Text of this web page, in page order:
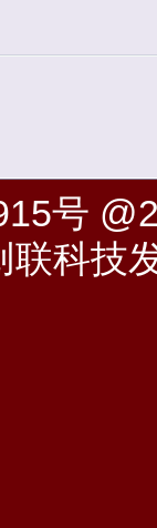
号
联科技